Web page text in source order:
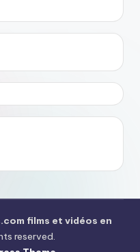
films et vidéos en
reserved.